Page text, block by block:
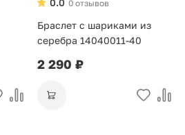
0 отзывов
0.0
Браслет с шариками из
серебра 14040011-40
2 290 ₽